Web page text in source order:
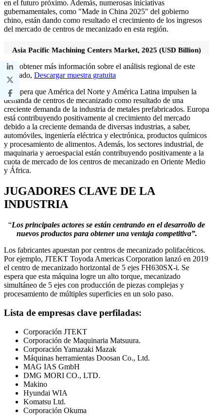
en el futuro próximo. Además, numerosas iniciativas
gubernamentales, como "Made in China 2025" del gobierno
chino, están dando como resultado el crecimiento de los ingresos
del mercado de centros de mecanizado en esta región.
Asia Pacific Machining Centers Market, 2025 (USD Billion)
Para obtener más información sobre el análisis regional de este
mercado, Descargar muestra gratuita
Se espera que América del Norte y América Latina impulsen la
demanda de centros de mecanizado como resultado de una
creciente demanda de la industria de metales prefabricados. Europa
está contribuyendo positivamente al crecimiento del mercado
debido a la creciente demanda de diversas industrias, a saber,
automóviles, ingeniería eléctrica y electrónica, productos químicos
y procesamiento de alimentos. Además, los sectores industrial, de
maquinaria y aeroespacial están contribuyendo positivamente a la
cuota de mercado de los centros de mecanizado en Oriente Medio
y África.
JUGADORES CLAVE DE LA
INDUSTRIA
“Los principales actores se están centrando en el desarrollo de
nuevos productos para obtener una ventaja competitiva”.
Los fabricantes apuestan por centros de mecanizado polifacéticos.
Por ejemplo, JTEKT Toyoda Americas Corporation lanzó en 2019
el centro de mecanizado horizontal de 5 ejes FH630SX-i. Se
espera que esta máquina logre un alto torque, mecanizado
simultáneo de 5 ejes con producción de piezas complejas y
procesamiento de múltiples superficies en un solo paso.
Lista de empresas clave perfiladas:
Corporación JTEKT
Corporación de Maquinaria Matsuura.
Corporación Yamazaki Mazak
Máquinas herramientas Doosan Co., Ltd.
MAG IAS GmbH
DMG MORI CO., LTD.
Makino
Hyundai WIA
Komatsu Ltd.
Corporación Okuma